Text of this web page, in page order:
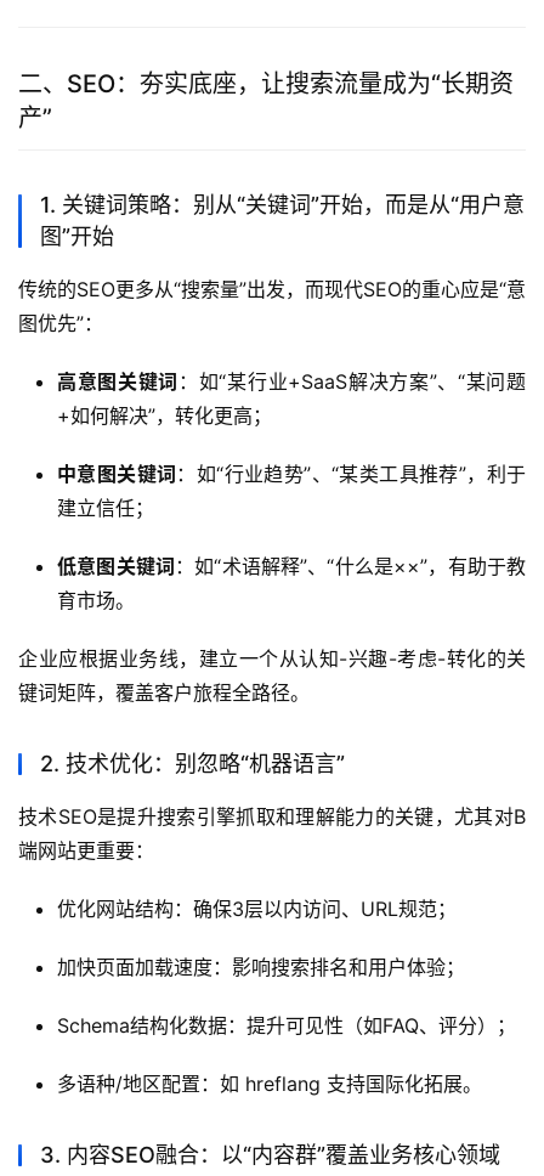
二、SEO：夯实底座，让搜索流量成为“长期资
产”
1. 关键词策略：别从“关键词”开始，而是从“用户意
图”开始
传统的SEO更多从“搜索量”出发，而现代SEO的重心应是“意
图优先”：
高意图关键词 ：如“某行业+SaaS解决方案”、“某问题
+如何解决”，转化更高；
中意图关键词 ：如“行业趋势”、“某类工具推荐”，利于
建立信任；
低意图关键词 ：如“术语解释”、“什么是××”，有助于教
育市场。
企业应根据业务线，建立一个从认知-兴趣-考虑-转化的关
键词矩阵，覆盖客户旅程全路径。
2. 技术优化：别忽略“机器语言”
技术SEO是提升搜索引擎抓取和理解能力的关键，尤其对B
端网站更重要：
优化网站结构：确保3层以内访问、URL规范；
加快页面加载速度：影响搜索排名和用户体验；
Schema结构化数据：提升可见性（如FAQ、评分）；
多语种/地区配置：如 hreflang 支持国际化拓展。
3. 内容SEO融合：以“内容群”覆盖业务核心领域